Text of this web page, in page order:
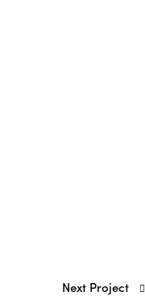
Next Project